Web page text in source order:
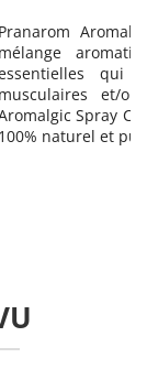
Bio est un
huiles
les inconforts
label HECT,
est garanti